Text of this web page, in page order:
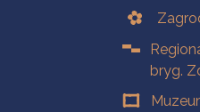
bryg.